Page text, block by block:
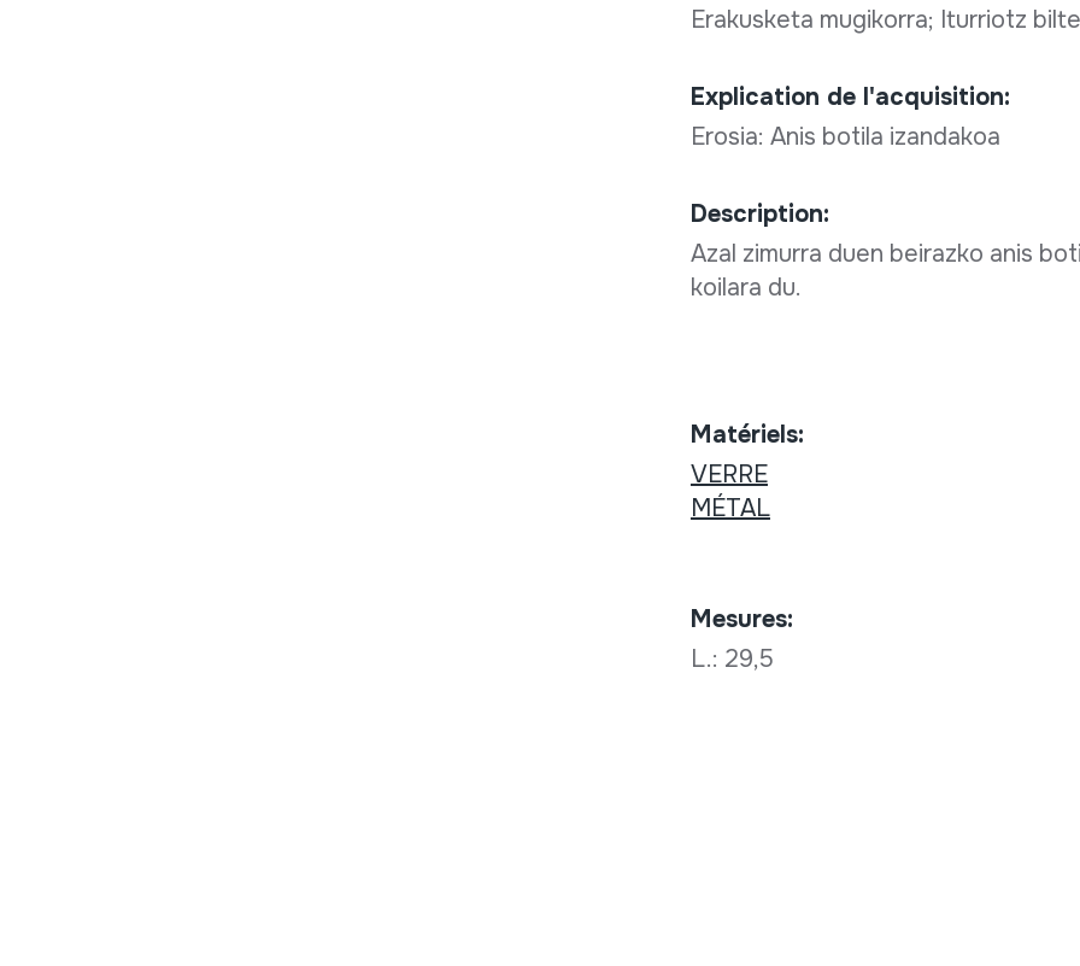
Erakusketa mugikorra; Iturriotz
Explication de l'acquisition:
Erosia: Anis botila izandakoa
Description:
Azal zimurra duen beirazko anis
koilara du.
Matériels:
VERRE
MÉTAL
Mesures:
L.: 29,5